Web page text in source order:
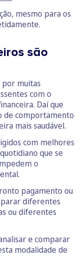
mesmo para os
são
muitas
com o
Daí que
de comportamento
mais saudável.
com melhores
que se
o
pagamento ou
diferentes
ou diferentes
e comparar
modalidade de